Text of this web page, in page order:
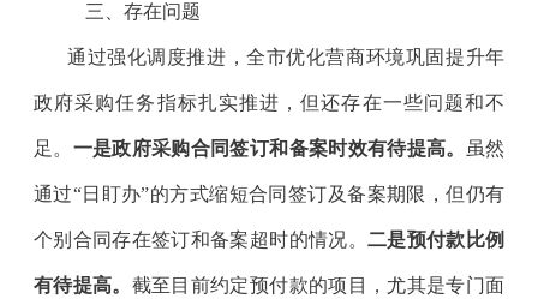
三、 存在问题
通过强化调度推进，全市优化营商环境巩固提升年
政府采购任务指标扎实推进 ，但还存在一些问题和不
足 。 一是政府采购合同签订和备案时效有待提高。 虽然
通过“日盯办”的方式缩短合同签订及备案期限，但仍有
个别合同存在签订和备案超时的情况。 二是预付款比例
有待提高。 截至目前约定预付款的项目，尤其是专门面